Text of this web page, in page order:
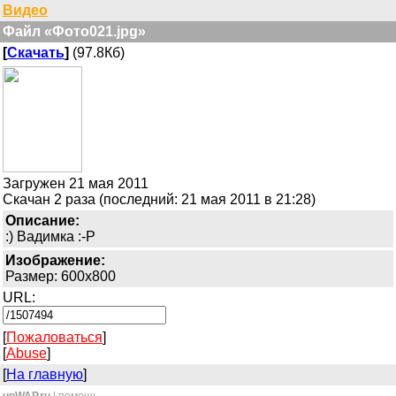
Видео
Файл «Фото021.jpg»
[Скачать] (97.8Кб)
Загружен 21 мая 2011
Скачан 2 раза (последний: 21 мая 2011 в 21:28)
Описание:
:) Вадимка :-P
Изображение:
Размер: 600x800
URL:
[Пожаловаться]
[Abuse]
[На главную]